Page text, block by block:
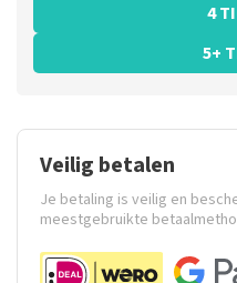
4
5+
Veilig betalen
Je betaling is veilig en
meestgebruikte